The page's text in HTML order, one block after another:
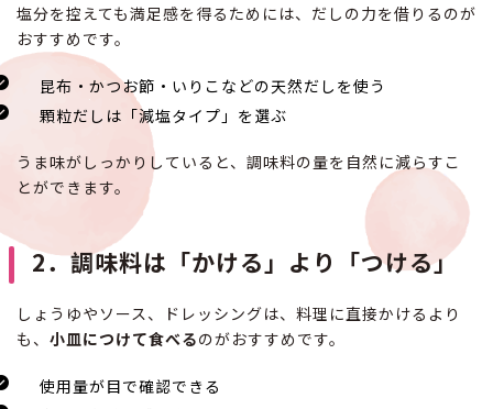
塩分を控えても満足感を得るためには、だしの力を借りるのが
おすすめです。
昆布・かつお節・いりこなどの天然だしを使う
顆粒だしは「減塩タイプ」を選ぶ
うま味がしっかりしていると、調味料の量を自然に減らすこ
とができます。
2．調味料は「かける」より「つける」
しょうゆやソース、ドレッシングは、料理に直接かけるより
も、 小皿につけて食べるのがおすすめです。
使用量が目で確認できる